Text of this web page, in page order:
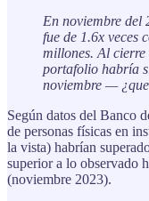
En noviembre del
fue de 1.6x veces
millones. Al
portafolio habría
noviembre —
Según datos del Banco
de personas físicas en
la vista) habrían
superior a lo observado
(noviembre 2023).